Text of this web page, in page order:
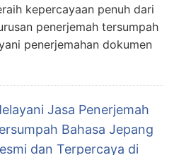
kepercayaan penuh dari
penerjemah tersumpah
penerjemahan dokumen
Jasa Penerjemah
Bahasa Jepang
dan Terpercaya di